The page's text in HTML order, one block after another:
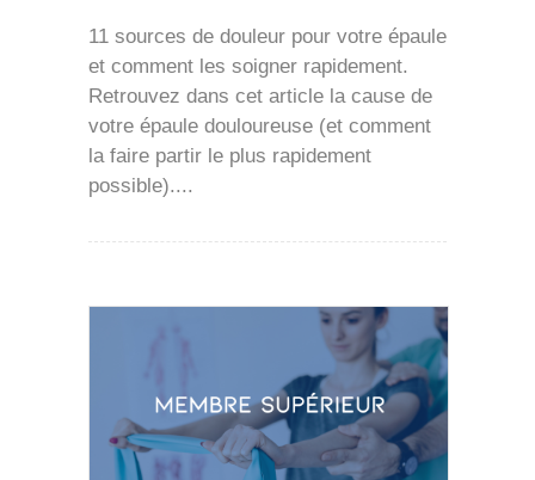
11 sources de douleur pour votre épaule
et comment les soigner rapidement.
Retrouvez dans cet article la cause de
votre épaule douloureuse (et comment
la faire partir le plus rapidement
possible)....